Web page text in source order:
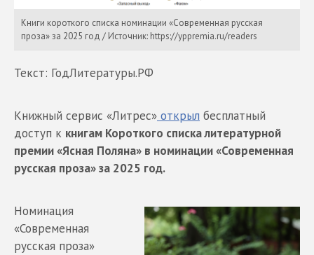
Книги короткого списка номинации «Современная русская
проза» за 2025 год / Источник: https://yppremia.ru/readers
Текст: ГодЛитературы.РФ
Книжный сервис «Литрес» открыл бесплатный
доступ к книгам Короткого списка литературной
премии «Ясная Поляна» в номинации «Современная
русская проза» за 2025 год.
Номинация
«Современная
русская проза»